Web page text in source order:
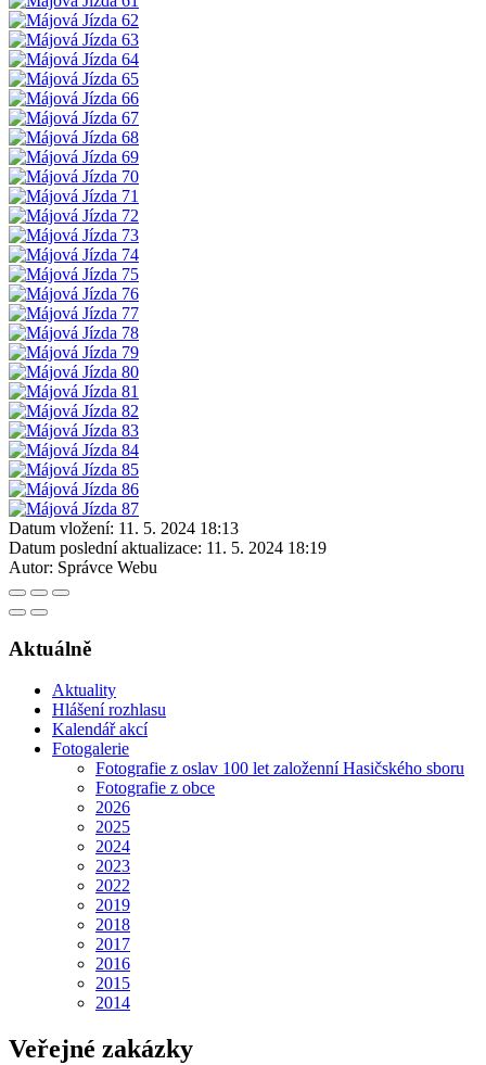
Datum vložení: 11. 5. 2024 18:13
Datum poslední aktualizace: 11. 5. 2024 18:19
Autor: Správce Webu
Aktuálně
Aktuality
Hlášení rozhlasu
Kalendář akcí
Fotogalerie
Fotografie z oslav 100 let založenní Hasičského sboru
Fotografie z obce
2026
2025
2024
2023
2022
2019
2018
2017
2016
2015
2014
Veřejné zakázky